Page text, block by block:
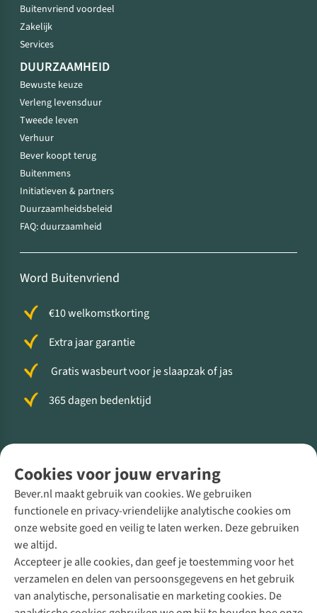
Cookies voor jouw ervaring
Bever.nl maakt gebruik van cookies. We gebruiken
functionele en privacy-vriendelijke analytische cookies om
onze website goed en veilig te laten werken. Deze gebruiken
we altijd.
Accepteer je alle cookies, dan geef je toestemming voor het
verzamelen en delen van persoonsgegevens en het gebruik
van analytische, personalisatie en marketing cookies. De
Buitenvriend voordeel
Zakelijk
Services
DUURZAAMHEID
Bewuste keuze
Verleng levensduur
Tweede leven
Verhuur
Bever koopt terug
Buitenmens
Initiatieven & partners
Duurzaamheidsbeleid
FAQ: duurzaamheid
Word Buitenvriend
€10 welkomstkorting
Extra jaar garantie
Gratis wasbeurt voor je slaapzak of jas
365 dagen bedenktijd
Direct advies van een Buitenexpert
+31 (0)85 888 50 88
+31 6 12 28 49 80